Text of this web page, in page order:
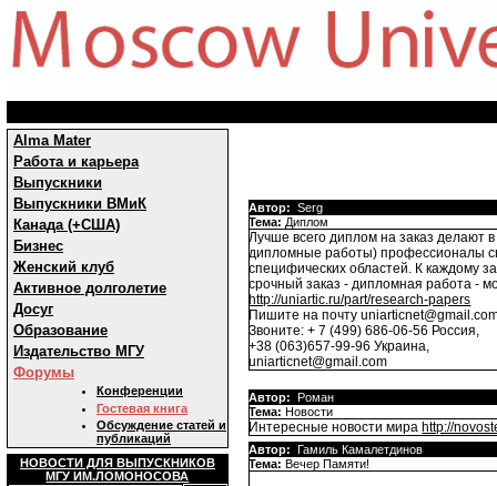
Alma Mater
Работа и карьера
Выпускники
Выпускники ВМиК
Канада (+США)
Бизнес
Женский клуб
Активное долголетие
Досуг
Образование
Издательство МГУ
Форумы
Конференции
Гостевая книга
Обсуждение статей и
публикаций
НОВОСТИ ДЛЯ ВЫПУСКНИКОВ
МГУ ИМ.ЛОМОНОСОВА
Автор: Serg
Тема: Диплом
Лучше всего диплом на заказ делают
дипломные работы) профессионалы
специфических областей. К каждому
срочный заказ - дипломная работа -
http://uniartic.ru/part/research-papers
Пишите на почту
Звоните: + 7 (499) 686-06-56 Россия,
+38 (063)657-99-96 Украина,
uniarticnet@gmail.com
Автор:
Роман
Тема: Новости
Интересные новости мира http://
Автор:
Гамиль Камалетдинов
Тема: Вечер Памяти!